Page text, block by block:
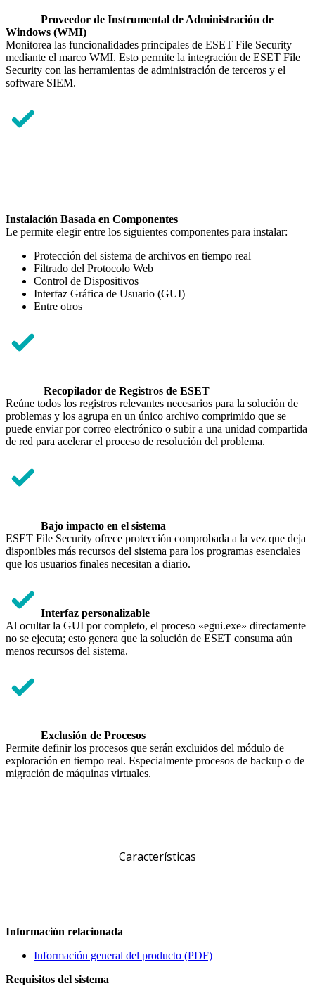
Proveedor de Instrumental de Administración de
Windows (WMI)
Monitorea las funcionalidades principales de ESET File Security
mediante el marco WMI. Esto permite la integración de ESET File
Security con las herramientas de administración de terceros y el
software SIEM.
Instalación Basada en Componentes
Le permite elegir entre los siguientes componentes para instalar:
Protección del sistema de archivos en tiempo real
Filtrado del Protocolo Web
Control de Dispositivos
Interfaz Gráfica de Usuario (GUI)
Entre otros
Recopilador de Registros de ESET
Reúne todos los registros relevantes necesarios para la solución de
problemas y los agrupa en un único archivo comprimido que se
puede enviar por correo electrónico o subir a una unidad compartida
de red para acelerar el proceso de resolución del problema.
Bajo impacto en el sistema
ESET File Security ofrece protección comprobada a la vez que deja
disponibles más recursos del sistema para los programas esenciales
que los usuarios finales necesitan a diario.
Interfaz personalizable
Al ocultar la GUI por completo, el proceso «egui.exe» directamente
no se ejecuta; esto genera que la solución de ESET consuma aún
menos recursos del sistema.
Exclusión de Procesos
Permite definir los procesos que serán excluidos del módulo de
exploración en tiempo real. Especialmente procesos de backup o de
migración de máquinas virtuales.
Características
Información relacionada
Información general del producto (PDF)
Requisitos del sistema